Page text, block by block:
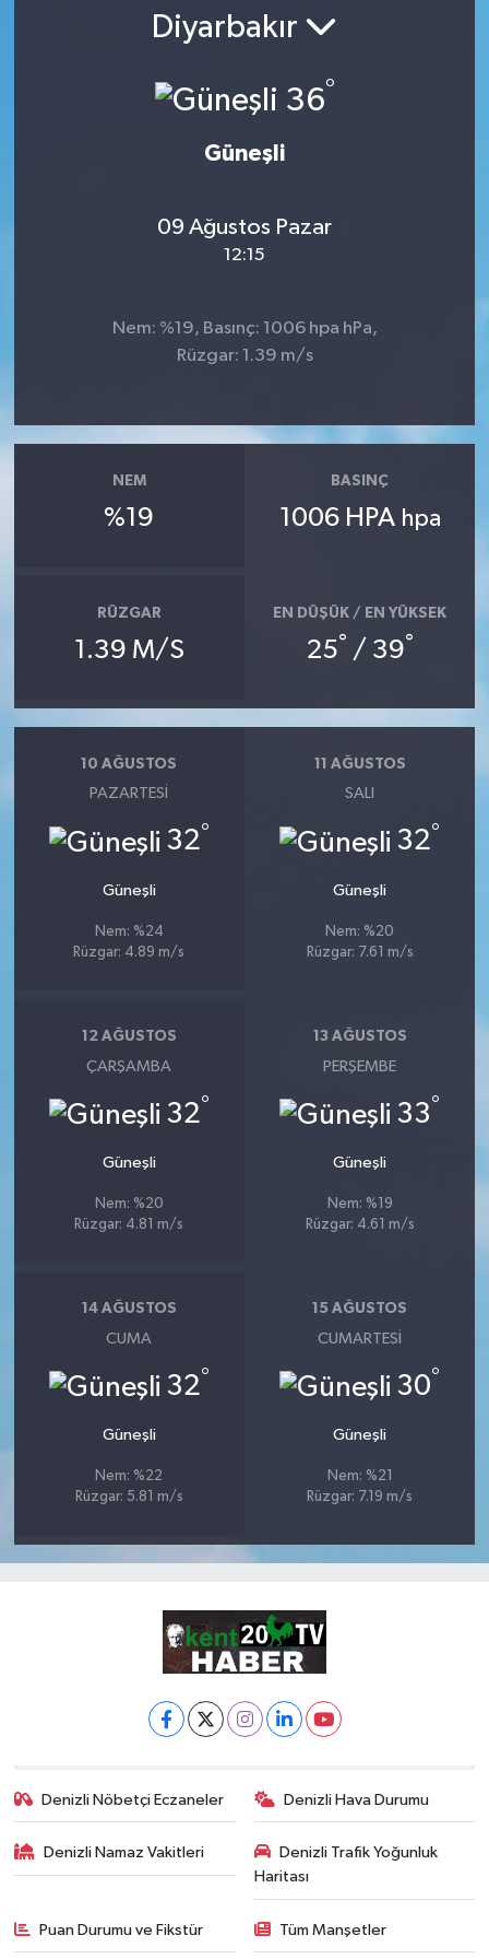
Diyarbakır
36°
Güneşli
09 Ağustos Pazar
12:15
Nem: %19, Basınç: 1006 hpa hPa,
Rüzgar: 1.39 m/s
NEM
%19
BASINÇ
1006 HPA hpa
RÜZGAR
1.39 M/S
EN DÜŞÜK / EN YÜKSEK
25° / 39°
10 AĞUSTOS
PAZARTESI
32°
Güneşli
Nem: %24
Rüzgar: 4.89 m/s
11 AĞUSTOS
SALI
32°
Güneşli
Nem: %20
Rüzgar: 7.61 m/s
12 AĞUSTOS
ÇARŞAMBA
32°
Güneşli
Nem: %20
Rüzgar: 4.81 m/s
13 AĞUSTOS
PERŞEMBE
33°
Güneşli
Nem: %19
Rüzgar: 4.61 m/s
14 AĞUSTOS
CUMA
32°
Güneşli
Nem: %22
Rüzgar: 5.81 m/s
15 AĞUSTOS
CUMARTESI
30°
Güneşli
Nem: %21
Rüzgar: 7.19 m/s
Denizli Nöbetçi Eczaneler Denizli Hava Durumu
Denizli Namaz Vakitleri
Denizli Trafik Yoğunluk
Haritası
Puan Durumu ve Fikstür Tüm Manşetler
RESMİ İLAN